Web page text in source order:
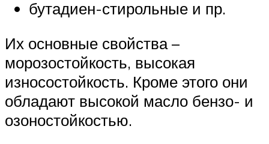
бутадиен-стирольные и пр.
Их основные свойства –
морозостойкость, высокая
износостойкость. Кроме этого они
обладают высокой масло бензо- и
озоностойкостью.